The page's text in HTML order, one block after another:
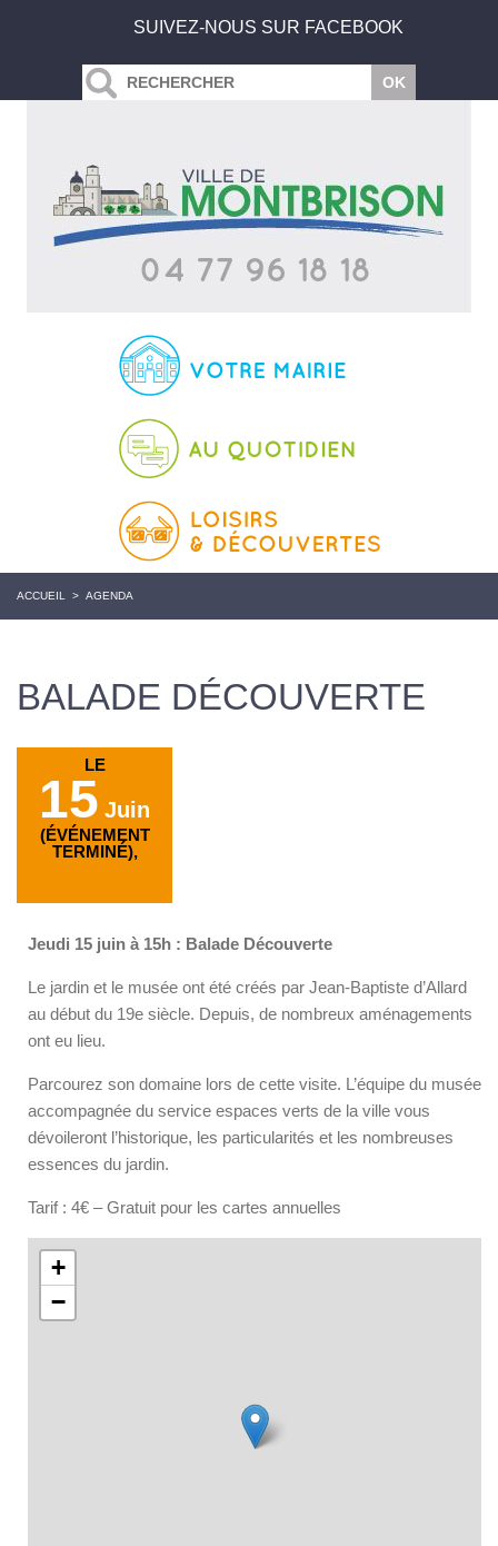
SUIVEZ-NOUS SUR FACEBOOK
ACCUEIL > AGENDA
BALADE DÉCOUVERTE
LE
15 Juin
(ÉVÉNEMENT
TERMINÉ),
Jeudi 15 juin à 15h : Balade Découverte
Le jardin et le musée ont été créés par Jean-Baptiste d’Allard
au début du 19e siècle. Depuis, de nombreux aménagements
ont eu lieu.
Parcourez son domaine lors de cette visite. L’équipe du musée
accompagnée du service espaces verts de la ville vous
dévoileront l’historique, les particularités et les nombreuses
essences du jardin.
Tarif : 4€ – Gratuit pour les cartes annuelles
+
−